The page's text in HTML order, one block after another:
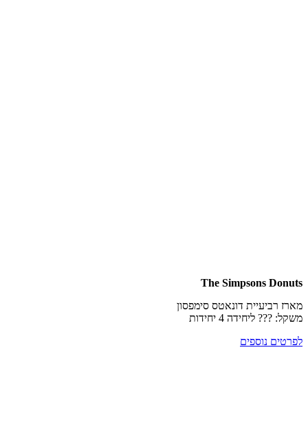
The Simpsons
דונאטס סימפסון
ליחידה 4 יחידות
נוספים